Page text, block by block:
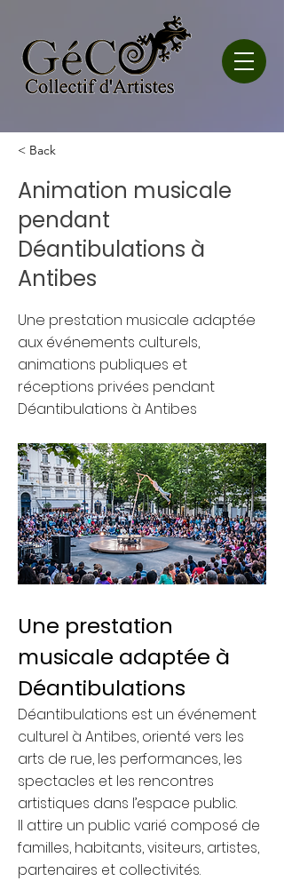
< Back
Animation musicale
pendant
Déantibulations à
Antibes
Une prestation musicale adaptée
aux événements culturels,
animations publiques et
réceptions privées pendant
Déantibulations à Antibes
Une prestation
musicale adaptée à
Déantibulations
Déantibulations est un événement
culturel à Antibes, orienté vers les
arts de rue, les performances, les
spectacles et les rencontres
artistiques dans l’espace public.
Il attire un public varié composé de
familles, habitants, visiteurs, artistes,
partenaires et collectivités.